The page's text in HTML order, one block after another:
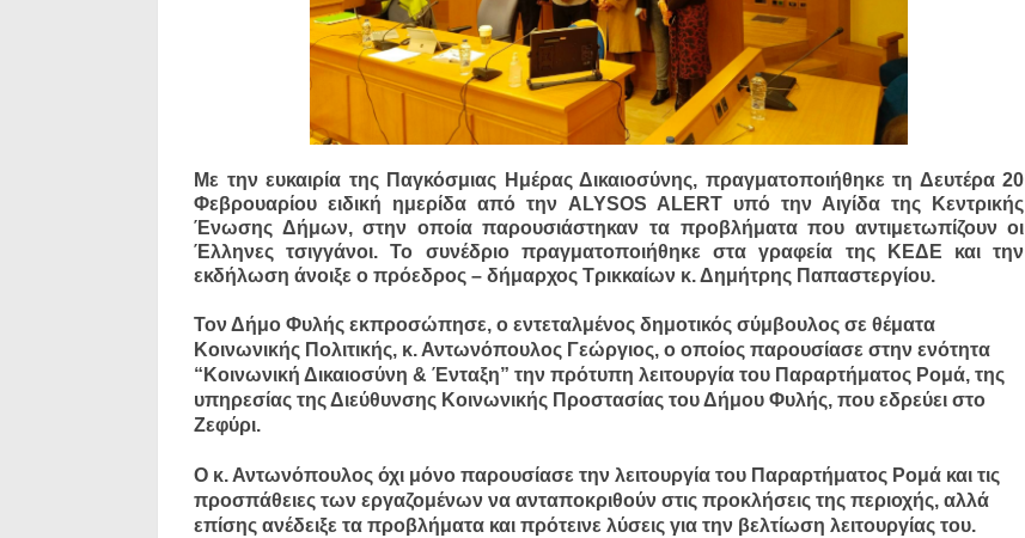
Mε την ευκαιρία της Παγκόσμιας Ημέρας Δικαιοσύνης, πραγματοποιήθηκε τη Δευτέρα 20
Φεβρουαρίου ειδική ημερίδα από την ALYSOS ALERT υπό την Αιγίδα της Κεντρικής
Ένωσης Δήμων, στην οποία παρουσιάστηκαν τα προβλήματα που αντιμετωπίζουν οι
Έλληνες τσιγγάνοι. To συνέδριο πραγματοποιήθηκε στα γραφεία της ΚΕΔΕ και την
εκδήλωση άνοιξε ο πρόεδρος – δήμαρχος Τρικκαίων κ. Δημήτρης Παπαστεργίου.
Τον Δήμο Φυλής εκπροσώπησε, ο εντεταλμένος δημοτικός σύμβουλος σε θέματα
Κοινωνικής Πολιτικής, κ. Αντωνόπουλος Γεώργιος, ο οποίος παρουσίασε στην ενότητα
“Κοινωνική Δικαιοσύνη & Ένταξη” την πρότυπη λειτουργία του Παραρτήματος Ρομά, της
υπηρεσίας της Διεύθυνσης Κοινωνικής Προστασίας του Δήμου Φυλής, που εδρεύει στο
Ζεφύρι.
Ο κ. Αντωνόπουλος όχι μόνο παρουσίασε την λειτουργία του Παραρτήματος Ρομά και τις
προσπάθειες των εργαζομένων να ανταποκριθούν στις προκλήσεις της περιοχής, αλλά
επίσης ανέδειξε τα προβλήματα και πρότεινε λύσεις για την βελτίωση λειτουργίας του.